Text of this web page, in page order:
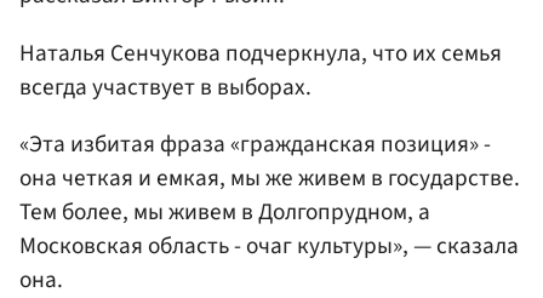
Наталья Сенчукова подчеркнула, что их семья
всегда участвует в выборах.
«Эта избитая фраза «гражданская позиция» -
она четкая и емкая, мы же живем в государстве.
Тем более, мы живем в Долгопрудном, а
Московская область - очаг культуры», — сказала
она.